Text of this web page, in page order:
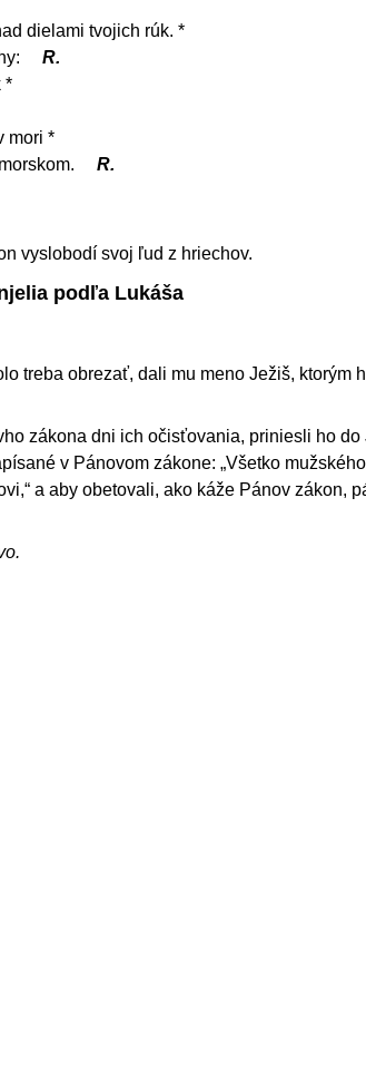
dielami tvojich rúk. *
R.
*
mori *
R.
vyslobodí svoj ľud z hriechov.
podľa Lukáša
treba obrezať, dali mu meno Ježiš, ktorým
zákona dni ich očisťovania, priniesli ho do
v Pánovom zákone: „Všetko
a aby obetovali, ako káže Pánov zákon,